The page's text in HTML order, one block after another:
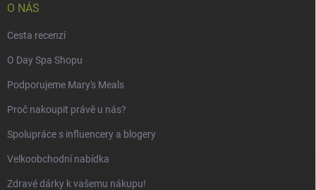
O NÁS
Cesta recenzí
O Day Spa Shopu
Podporujeme Mary's Meals
Proč nakoupit právě u nás?
Spolupráce s influencery a blogery
Velkoobchodní nabídka
Zdravé dárky k vašemu nákupu!